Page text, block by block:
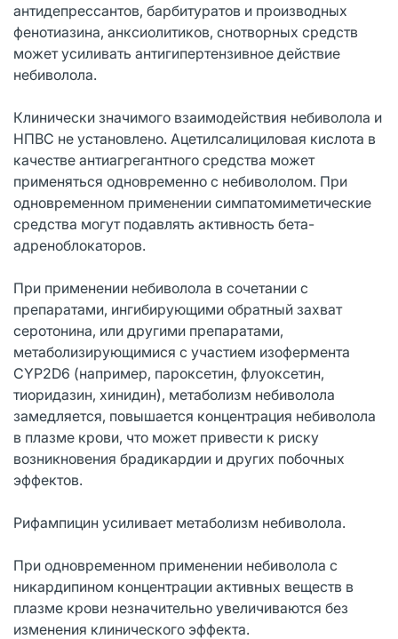
антидепрессантов, барбитуратов и производных
фенотиазина, анксиолитиков, снотворных средств
может усиливать антигипертензивное действие
небиволола.
Клинически значимого взаимодействия небиволола и
НПВС не установлено. Ацетилсалициловая кислота в
качестве антиагрегантного средства может
применяться одновременно с небивололом. При
одновременном применении симпатомиметические
средства могут подавлять активность бета-
адреноблокаторов.
При применении небиволола в сочетании с
препаратами, ингибирующими обратный захват
серотонина, или другими препаратами,
метаболизирующимися с участием изофермента
CYP2D6 (например, пароксетин, флуоксетин,
тиоридазин, хинидин), метаболизм небиволола
замедляется, повышается концентрация небиволола
в плазме крови, что может привести к риску
возникновения брадикардии и других побочных
эффектов.
Рифампицин усиливает метаболизм небиволола.
При одновременном применении небиволола с
никардипином концентрации активных веществ в
плазме крови незначительно увеличиваются без
изменения клинического эффекта.